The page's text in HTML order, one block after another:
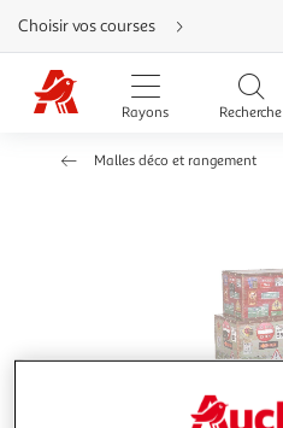
Aller
directement
au
contenu
Aller
directement
Aller
Choisir vos courses
Rayons Recherche
Malles déco et rangement